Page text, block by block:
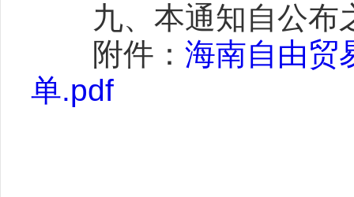
九、本通知自公布
附件： 海南自由贸
单.pdf